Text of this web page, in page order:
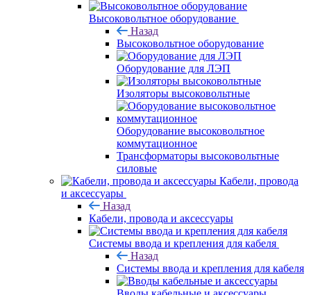
Высоковольтное оборудование
Назад
Высоковольтное оборудование
Оборудование для ЛЭП
Изоляторы высоковольтные
Оборудование высоковольтное
коммутационное
Трансформаторы высоковольтные
силовые
Кабели, провода
и аксессуары
Назад
Кабели, провода и аксессуары
Системы ввода и крепления для кабеля
Назад
Системы ввода и крепления для кабеля